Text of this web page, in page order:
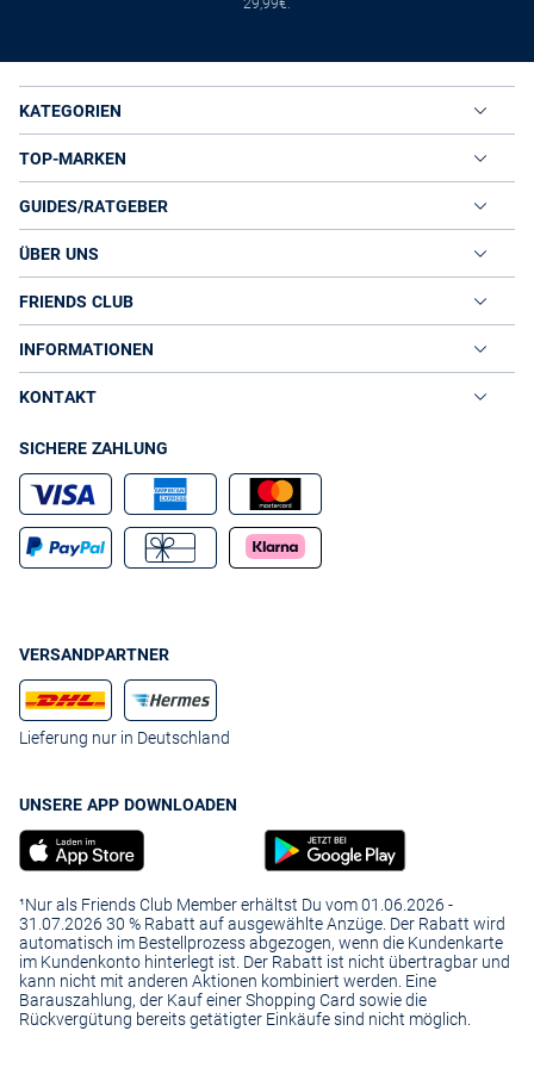
29,99€.
KATEGORIEN
TOP-MARKEN
GUIDES/RATGEBER
ÜBER UNS
FRIENDS CLUB
INFORMATIONEN
KONTAKT
SICHERE ZAHLUNG
VERSANDPARTNER
Lieferung nur in Deutschland
UNSERE APP DOWNLOADEN
¹Nur als Friends Club Member erhältst Du vom 01.06.2026 -
31.07.2026 30 % Rabatt auf ausgewählte Anzüge. Der Rabatt wird
automatisch im Bestellprozess abgezogen, wenn die Kundenkarte
im Kundenkonto hinterlegt ist. Der Rabatt ist nicht übertragbar und
kann nicht mit anderen Aktionen kombiniert werden. Eine
Barauszahlung, der Kauf einer Shopping Card sowie die
Rückvergütung bereits getätigter Einkäufe sind nicht möglich.